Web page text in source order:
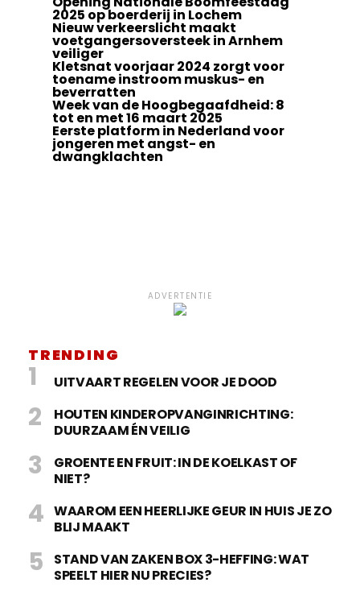
2025 op boerderij in Lochem
Nieuw verkeerslicht maakt
voetgangersoversteek in Arnhem
veiliger
Kletsnat voorjaar 2024 zorgt voor
toename instroom muskus- en
beverratten
Week van de Hoogbegaafdheid: 8
tot en met 16 maart 2025
Eerste platform in Nederland voor
jongeren met angst- en
dwangklachten
ADVERTENTIE
TRENDING
UITVAART REGELEN VOOR JE DOOD
HOUTEN KINDEROPVANGINRICHTING:
DUURZAAM ÉN VEILIG
GROENTE EN FRUIT: IN DE KOELKAST OF
NIET?
WAAROM EEN HEERLIJKE GEUR IN HUIS JE ZO
BLIJ MAAKT
STAND VAN ZAKEN BOX 3-HEFFING: WAT
SPEELT HIER NU PRECIES?